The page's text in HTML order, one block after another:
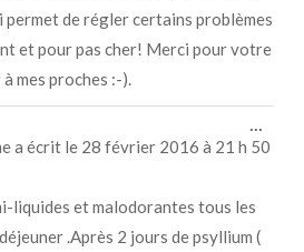
permet de régler certains problèmes
et pour pas cher! Merci pour votre
mes proches :-).
méta.
a écrit le28 février 2016 à 21 h 50
liquides et malodorantes tous les
.Après 2 jours de psyllium (
...
cette
boîte